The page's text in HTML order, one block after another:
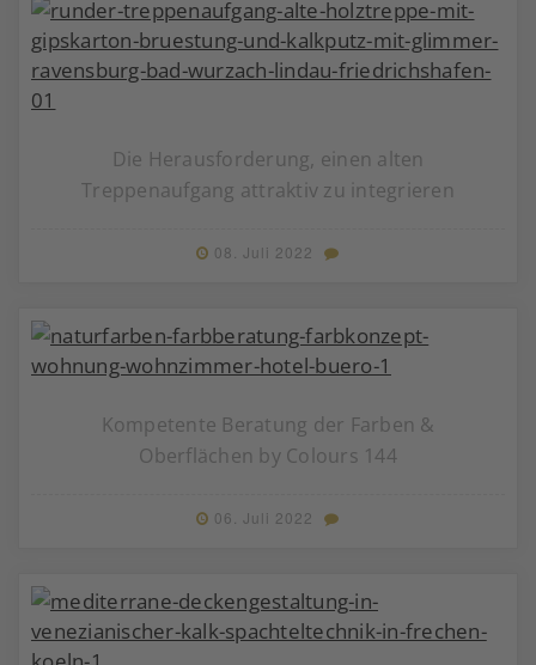
Die Herausforderung, einen alten
Treppenaufgang attraktiv zu integrieren
08. Juli 2022
Kompetente Beratung der Farben &
Oberflächen by Colours 144
06. Juli 2022